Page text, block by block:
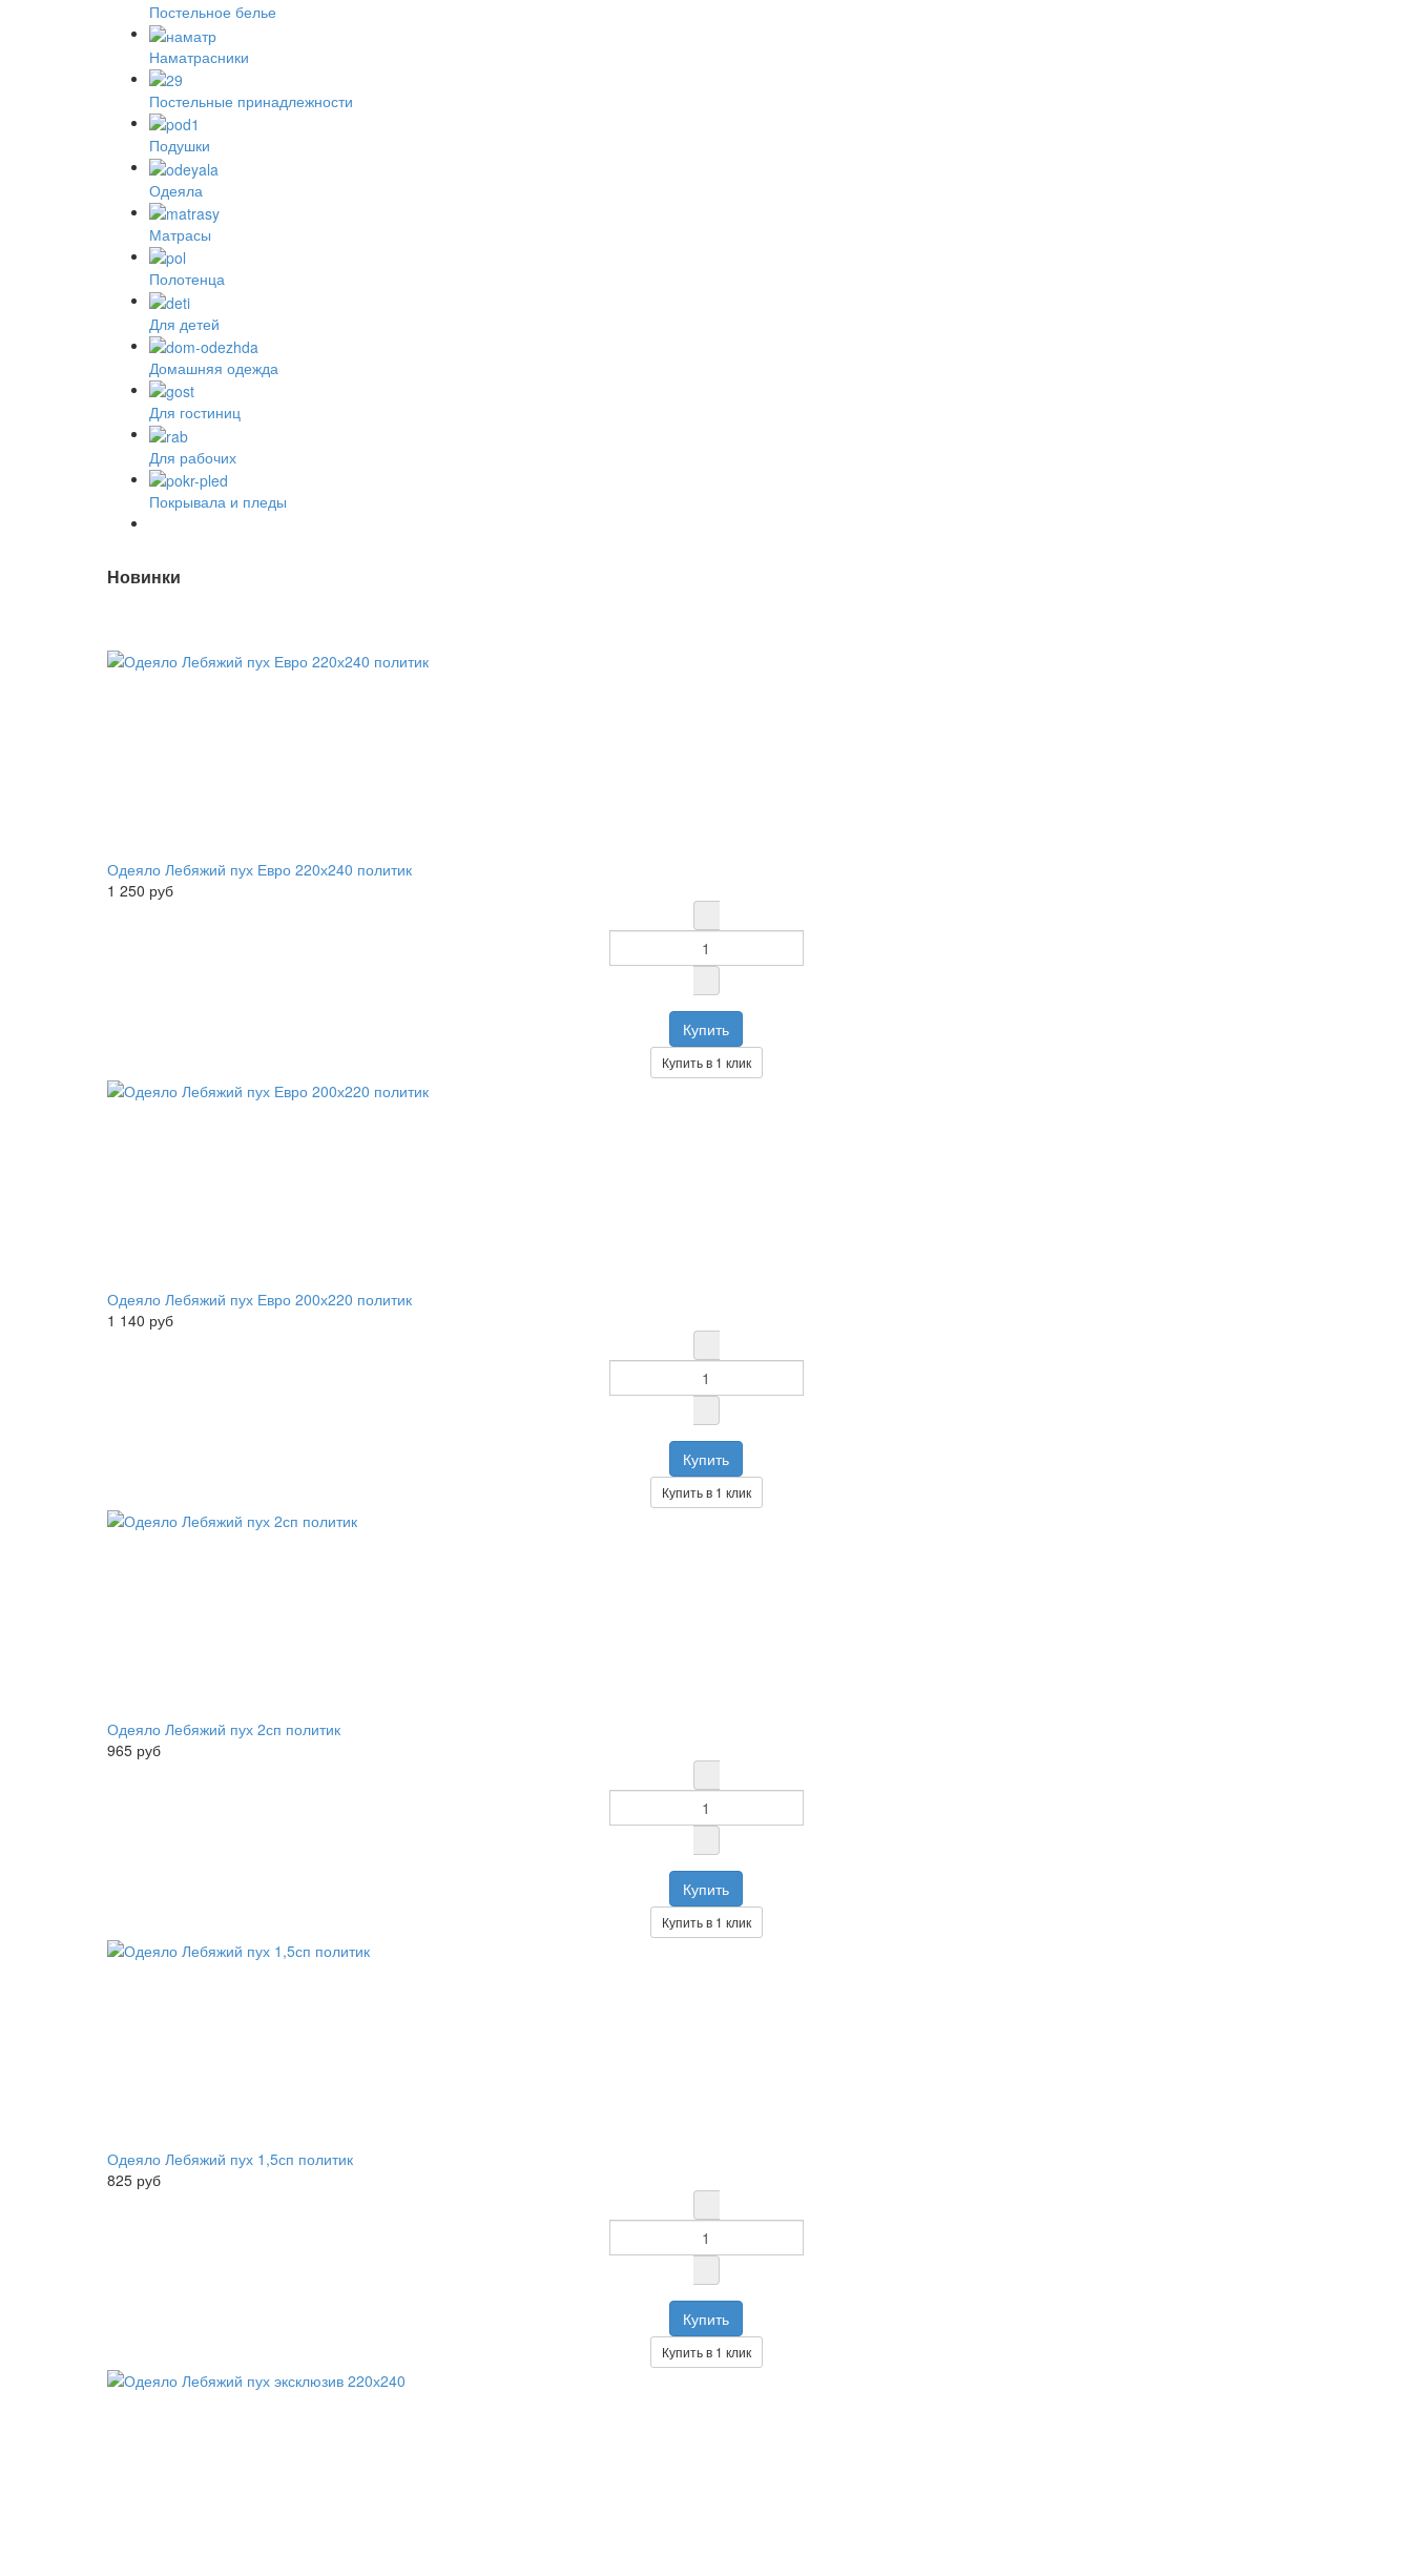
Постельное белье
Наматрасники
Постельные принадлежности
Подушки
Одеяла
Матрасы
Полотенца
Для детей
Домашняя одежда
Для гостиниц
Для рабочих
Покрывала и пледы
Новинки
Одеяло Лебяжий пух Евро 220х240 политик
1 250 руб
Купить в 1 клик
Одеяло Лебяжий пух Евро 200х220 политик
1 140 руб
Купить в 1 клик
Одеяло Лебяжий пух 2сп политик
965 руб
Купить в 1 клик
Одеяло Лебяжий пух 1,5сп политик
825 руб
Купить в 1 клик